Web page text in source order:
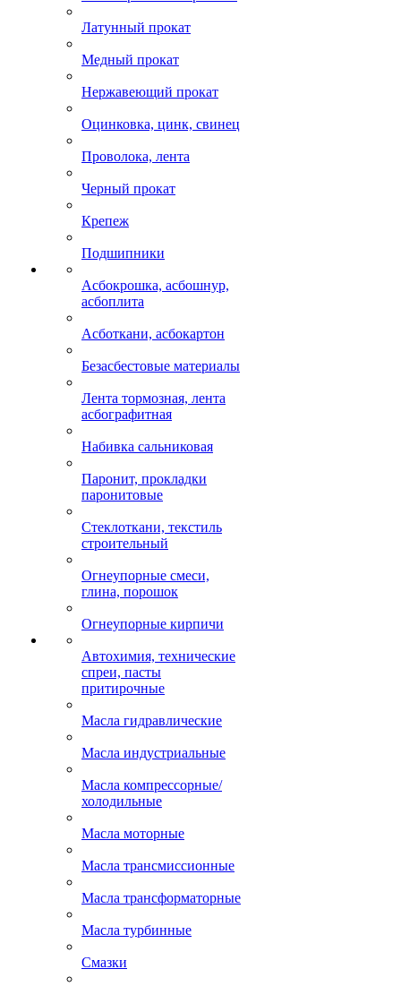
Латунный прокат
Медный прокат
Нержавеющий прокат
Оцинковка, цинк, свинец
Проволока, лента
Черный прокат
Крепеж
Подшипники
Асбокрошка, асбошнур,
асбоплита
Асботкани, асбокартон
Безасбестовые материалы
Лента тормозная, лента
асбографитная
Набивка сальниковая
Паронит, прокладки
паронитовые
Стеклоткани, текстиль
строительный
Огнеупорные смеси,
глина, порошок
Огнеупорные кирпичи
Автохимия, технические
спреи, пасты
притирочные
Масла гидравлические
Масла индустриальные
Масла компрессорные/
холодильные
Масла моторные
Масла трансмиссионные
Масла трансформаторные
Масла турбинные
Смазки